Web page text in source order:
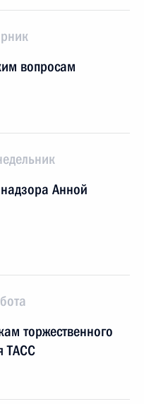
вопросам
Анной
торжественного
ТАСС